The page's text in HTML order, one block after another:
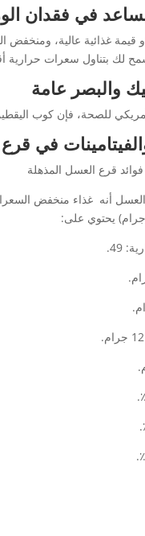
في فقدان
قيمة غذائية عالية،
لك بتناول سعرات حرارية
والبصر عامة
للصحة، فإن كوب
في
أنه غذاء منخفض السعرات
49.